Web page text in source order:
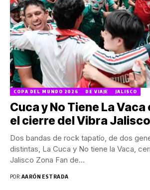
COPA DEL MUNDO 2026 DE VIAJE JALISCO
Cuca y No Tiene La
el cierre del Vibra
Dos bandas de rock tapatío, de dos
distintas, La Cuca y No tiene la Vaca,
Jalisco Zona Fan de...
POR:AARÓN ESTRADA